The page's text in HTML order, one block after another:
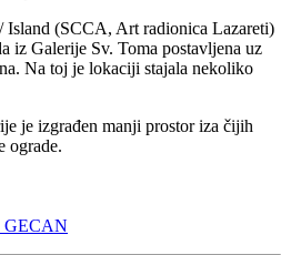
(SCCA, Art radionica Lazareti)
iz Galerije Sv. Toma postavljena uz
Na toj je lokaciji stajala nekoliko
je izgrađen manji prostor iza čijih
ograde.
GECAN